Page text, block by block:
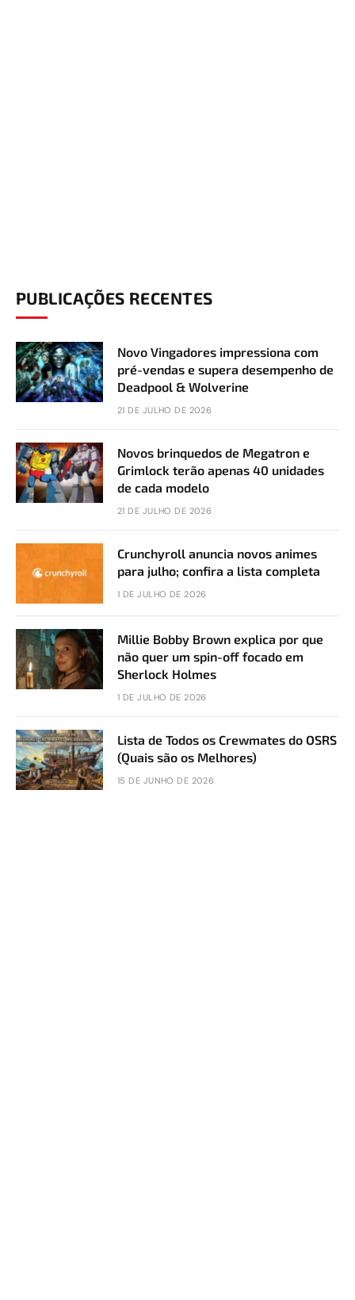
PUBLICAÇÕES RECENTES
Novo Vingadores impressiona com
pré-vendas e supera desempenho de
Deadpool & Wolverine
21 DE JULHO DE 2026
Novos brinquedos de Megatron e
Grimlock terão apenas 40 unidades
de cada modelo
21 DE JULHO DE 2026
Crunchyroll anuncia novos animes
para julho; confira a lista completa
1 DE JULHO DE 2026
Millie Bobby Brown explica por que
não quer um spin-off focado em
Sherlock Holmes
1 DE JULHO DE 2026
Lista de Todos os Crewmates do OSRS
(Quais são os Melhores)
15 DE JUNHO DE 2026